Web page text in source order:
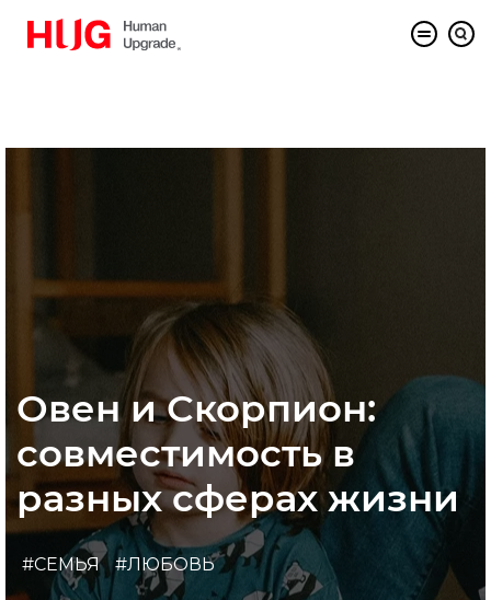
Овен и Скорпион:
совместимость в
разных сферах жизни
#СЕМЬЯ #ЛЮБОВЬ